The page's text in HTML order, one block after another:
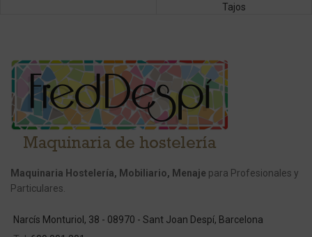
Tajos
Maquinaria Hostelería, Mobiliario, Menaje para Profesionales y
Particulares.
Narcís Monturiol, 38 - 08970 - Sant Joan Despí, Barcelona